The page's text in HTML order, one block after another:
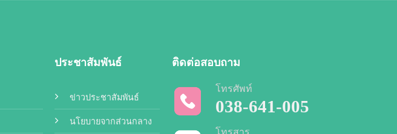
ประชาสัมพันธ์
ข่าวประชาสัมพันธ์
นโยบายจากส่วนกลาง
ติดต่อสอบถาม
โทรศัพท์
038-641-005